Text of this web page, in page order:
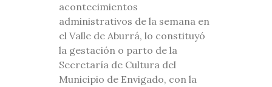
acontecimientos
administrativos de la semana en
el Valle de Aburrá, lo constituyó
la gestación o parto de la
Secretaría de Cultura del
Municipio de Envigado, con la